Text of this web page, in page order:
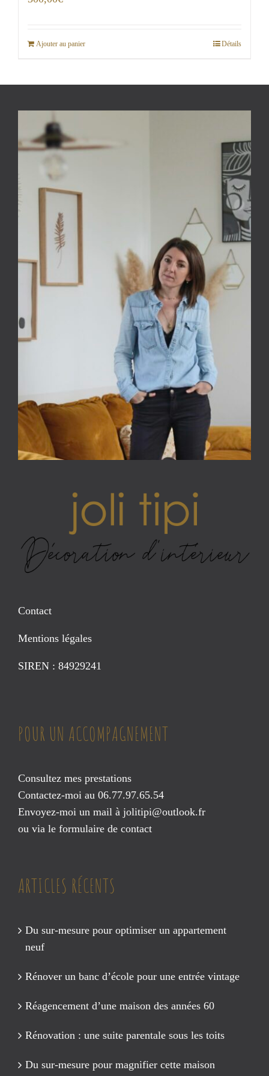
Ajouter au panier Détails
Contact
Mentions légales
SIREN : 84929241
POUR UN ACCOMPAGNEMENT
Consultez mes prestations
Contactez-moi au 06.77.97.65.54
Envoyez-moi un mail à jolitipi@outlook.fr
ou via le formulaire de contact
ARTICLES RÉCENTS
Du sur-mesure pour optimiser un appartement
neuf
Rénover un banc d’école pour une entrée vintage
Réagencement d’une maison des années 60
Rénovation : une suite parentale sous les toits
Du sur-mesure pour magnifier cette maison